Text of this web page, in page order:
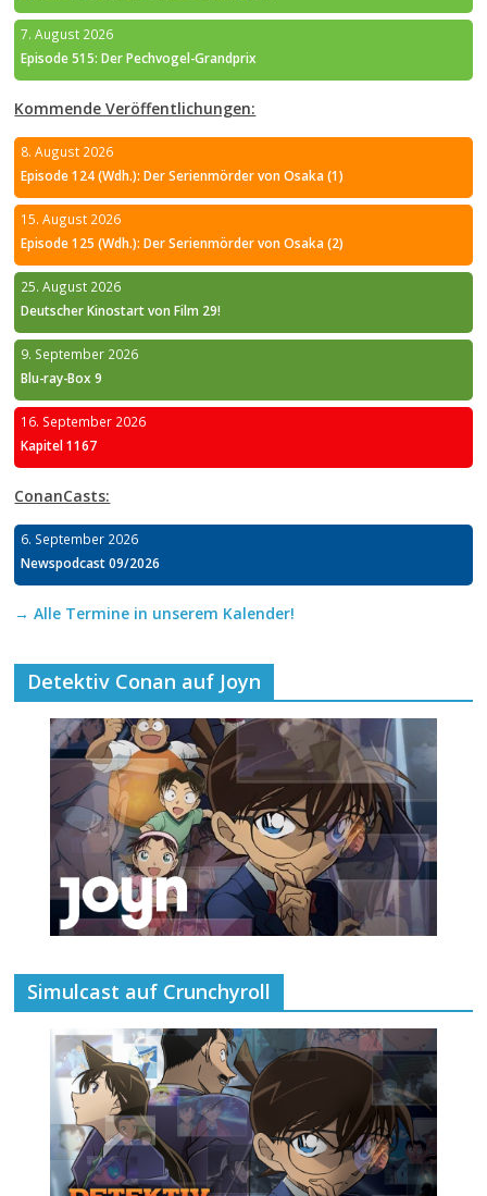
7. August 2026
Episode 515: Der Pechvogel-Grandprix
Kommende Veröffentlichungen:
8. August 2026
Episode 124 (Wdh.): Der Serienmörder von Osaka (1)
15. August 2026
Episode 125 (Wdh.): Der Serienmörder von Osaka (2)
25. August 2026
Deutscher Kinostart von Film 29!
9. September 2026
Blu-ray-Box 9
16. September 2026
Kapitel 1167
ConanCasts:
6. September 2026
Newspodcast 09/2026
→ Alle Termine in unserem Kalender!
Detektiv Conan auf Joyn
Simulcast auf Crunchyroll